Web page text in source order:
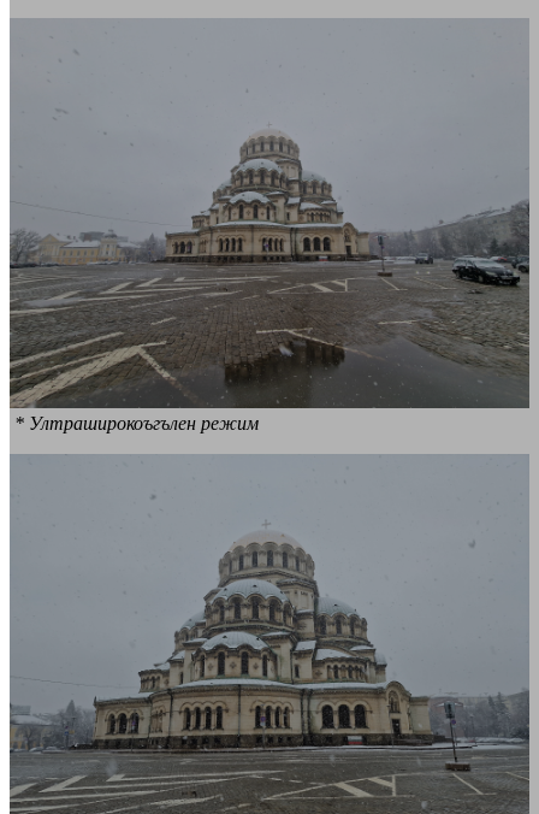
* Ултраширокоъгълен режим